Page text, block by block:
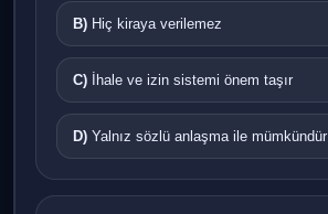
B) Hiç kiraya verilemez
C) İhale ve izin sistemi önem taşır
D) Yalnız sözlü anlaşma ile mümkündür